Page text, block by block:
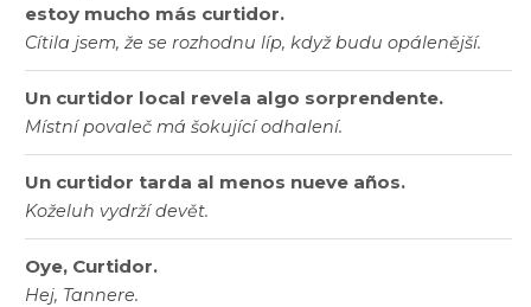
estoy mucho más curtidor.
Cítila jsem, že se rozhodnu líp, když budu opálenější.
Un curtidor local revela algo sorprendente.
Místní povaleč má šokující odhalení.
Un curtidor tarda al menos nueve años.
Koželuh vydrží devět.
Oye, Curtidor.
Hej, Tannere.